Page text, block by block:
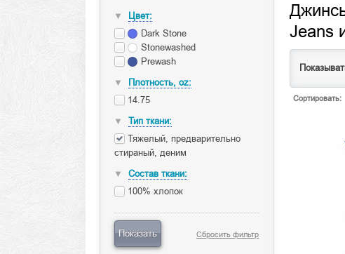
▼
Цвет:
Dark Stone
Stonewashed
Prewash
▼
Плотность, oz:
14.75
▼
Тип ткани:
Тяжелый, предварительно
стираный, деним
▼
Состав ткани:
100% хлопок
Показать Сбросить фильтр
Jeans
Сортировать: